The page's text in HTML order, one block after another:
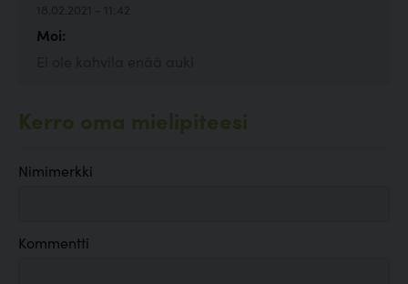
Moi:
Kerro oma mielipiteesi
Nimimerkki
Kommentti